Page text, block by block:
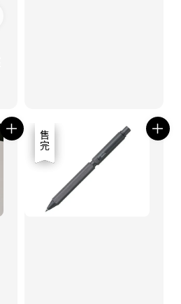
優惠
售完